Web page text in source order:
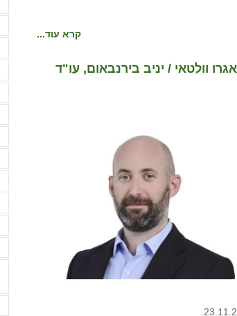
קרא עוד...
וולטאי / יניב בירנבאום, עו"ד